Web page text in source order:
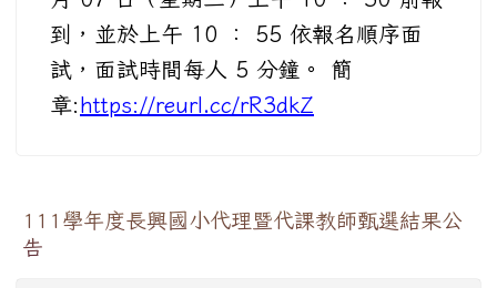
到，並於上午 10 ： 55 依報名順序面
試，面試時間每人 5 分鐘。 簡
章: https://reurl.cc/rR3dkZ
111學年度長興國小代理暨代課教師甄選結果公
告